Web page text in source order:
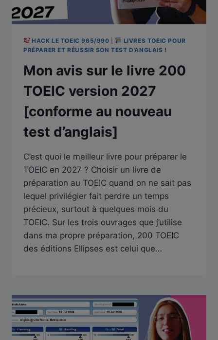
HACK LE TOEIC 965/990
LIVRES TOEIC POUR
PRÉPARER ET RÉUSSIR SON TEST D'ANGLAIS !
Mon avis sur le livre 200
TOEIC version 2027
[conforme au nouveau
test d’anglais]
C’est quoi le meilleur livre pour préparer le
TOEIC en 2027 ? Choisir un livre de
préparation au TOEIC quand on ne sait pas
lequel privilégier fait perdre un temps
précieux, surtout à quelques mois du
TOEIC. Sur les trois ouvrages que j’utilise
dans ma propre préparation, 200 TOEIC
des éditions Ellipses est celui que…